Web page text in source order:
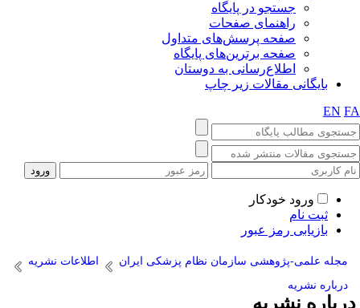
جستجو در پایگاه
راهنمای صفحات
صفحه پرسش‌های متداول
صفحه برترین‌های پایگاه
اطلاع‌رسانی به دوستان
بایگانی مقالات زیر چاپ
EN
ورود خودکار
ثبت نام
بازیابی رمز عبور
مجله علمی-پژوهشی سازمان نظام پزشکی ایران
اطلاعات نشریه
درباره نشریه
نشریه